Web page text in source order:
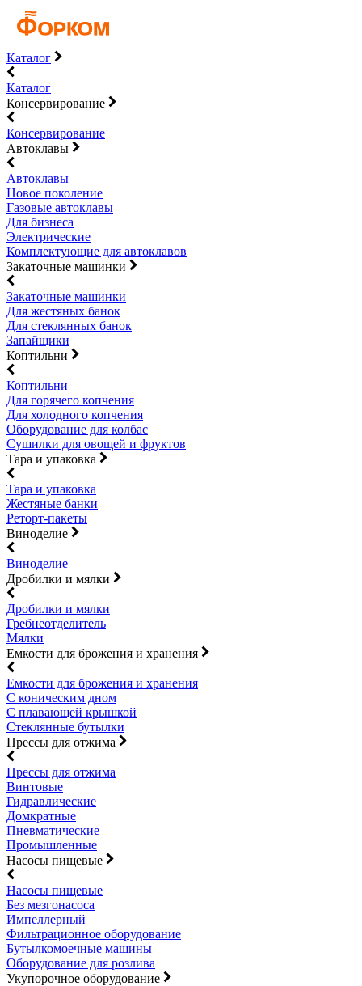
Каталог
Каталог
Консервирование
Консервирование
Автоклавы
Автоклавы
Новое поколение
Газовые автоклавы
Для бизнеса
Электрические
Комплектующие для автоклавов
Закаточные машинки
Закаточные машинки
Для жестяных банок
Для стеклянных банок
Запайщики
Коптильни
Коптильни
Для горячего копчения
Для холодного копчения
Оборудование для колбас
Сушилки для овощей и фруктов
Тара и упаковка
Тара и упаковка
Жестяные банки
Реторт-пакеты
Виноделие
Виноделие
Дробилки и мялки
Дробилки и мялки
Гребнеотделитель
Мялки
Емкости для брожения и хранения
Емкости для брожения и хранения
С коническим дном
С плавающей крышкой
Стеклянные бутылки
Прессы для отжима
Прессы для отжима
Винтовые
Гидравлические
Домкратные
Пневматические
Промышленные
Насосы пищевые
Насосы пищевые
Без мезгонасоса
Импеллерный
Фильтрационное оборудование
Бутылкомоечные машины
Оборудование для розлива
Укупорочное оборудование